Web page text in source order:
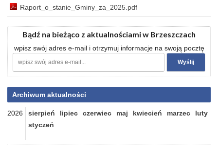
Raport_o_stanie_Gminy_za_2025.pdf
Bądź na bieżąco z aktualnościami w Brzeszczach
wpisz swój adres e-mail i otrzymuj informacje na swoją pocztę
Archiwum aktualności
2026 sierpień lipiec czerwiec maj kwiecień marzec
luty
styczeń